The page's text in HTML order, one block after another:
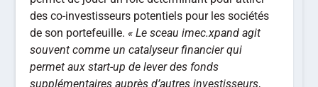
des co-investisseurs potentiels pour les sociétés
de son portefeuille.« Le sceau imec.xpand agit
souvent comme un catalyseur financier qui
permet aux start-up de lever des fonds
supplémentaires auprès d’autres investisseurs,